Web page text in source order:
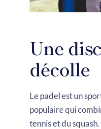
Une
décolle
Le padel est un
populaire qui
tennis et du